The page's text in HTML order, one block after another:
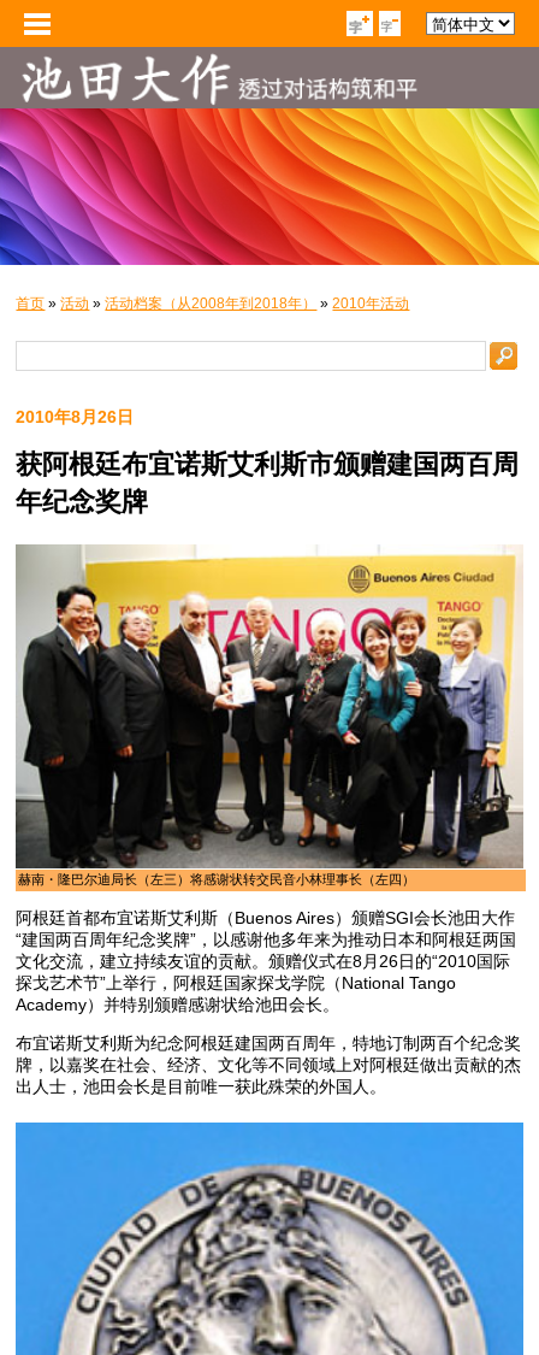
首页 »活动 »活动档案（从2008年到2018年） »2010年活动
2010年8月26日
获阿根廷布宜诺斯艾利斯市颁赠建国两百周
年纪念奖牌
赫南・隆巴尔迪局长（左三）将感谢状转交民音小林理事长（左四）
阿根廷首都布宜诺斯艾利斯（Buenos Aires）颁赠SGI会长池田大作
“建国两百周年纪念奖牌”，以感谢他多年来为推动日本和阿根廷两国
文化交流，建立持续友谊的贡献。颁赠仪式在8月26日的“2010国际
探戈艺术节”上举行，阿根廷国家探戈学院（National Tango
Academy）并特别颁赠感谢状给池田会长。
布宜诺斯艾利斯为纪念阿根廷建国两百周年，特地订制两百个纪念奖
牌，以嘉奖在社会、经济、文化等不同领域上对阿根廷做出贡献的杰
出人士，池田会长是目前唯一获此殊荣的外国人。